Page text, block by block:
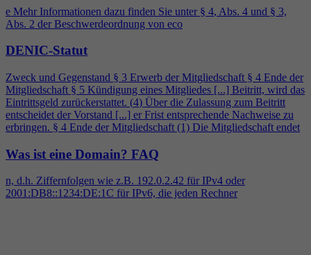
e Mehr Informationen dazu finden Sie unter § 4, Abs. 4 und § 3,
Abs. 2 der Beschwerdeordnung von eco
DENIC-Statut
Zweck und Gegenstand § 3 Erwerb der Mitgliedschaft § 4 Ende der
Mitgliedschaft § 5 Kündigung eines Mitgliedes [...] Beitritt, wird das
Eintrittsgeld zurückerstattet. (4) Über die Zulassung zum Beitritt
entscheidet der Vorstand [...] er Frist entsprechende Nachweise zu
erbringen. § 4 Ende der Mitgliedschaft (1) Die Mitgliedschaft endet
Was ist eine Domain? FAQ
n, d.h. Ziffernfolgen wie z.B. 192.0.2.42 für IPv4 oder
2001:DB8::1234:DE:1C für IPv6, die jeden Rechner